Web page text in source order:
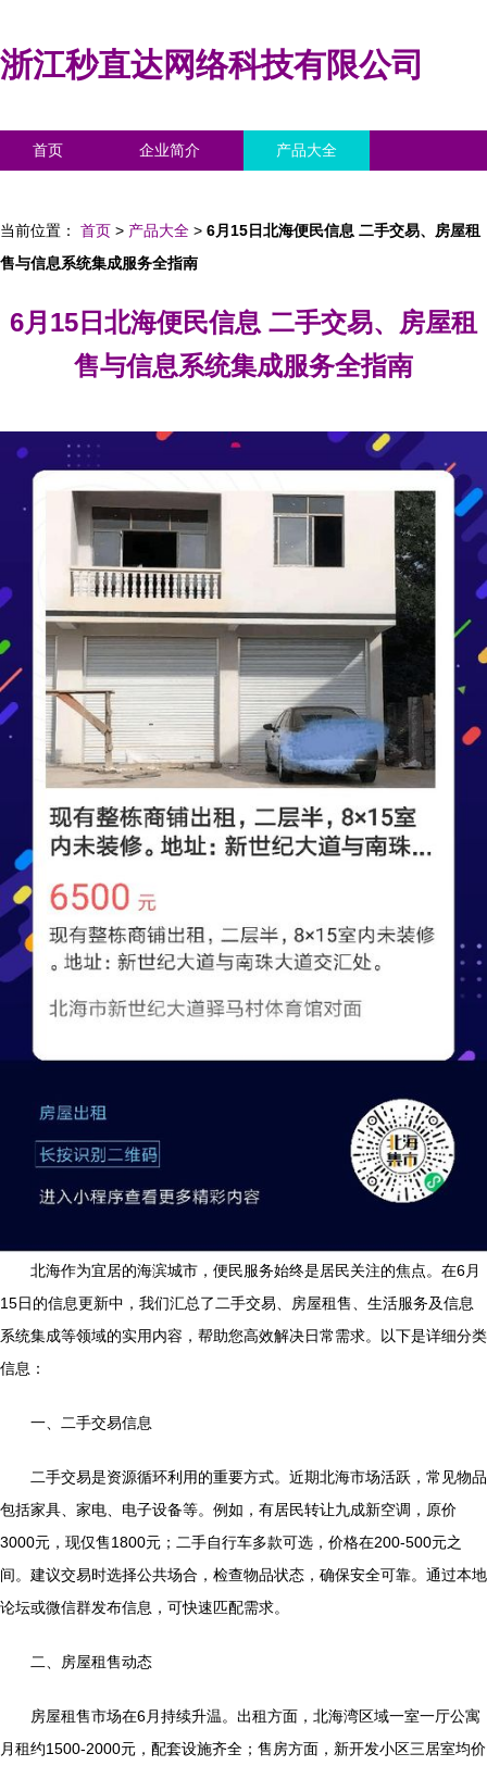
浙江秒直达网络科技有限公司
首页 企业简介 产品大全
当前位置： 首页 > 产品大全 > 6月15日北海便民信息 二手交易、房屋租
售与信息系统集成服务全指南
6月15日北海便民信息 二手交易、房屋租
售与信息系统集成服务全指南
北海作为宜居的海滨城市，便民服务始终是居民关注的焦点。在6月
15日的信息更新中，我们汇总了二手交易、房屋租售、生活服务及信息
系统集成等领域的实用内容，帮助您高效解决日常需求。以下是详细分类
信息：
一、二手交易信息
二手交易是资源循环利用的重要方式。近期北海市场活跃，常见物品
包括家具、家电、电子设备等。例如，有居民转让九成新空调，原价
3000元，现仅售1800元；二手自行车多款可选，价格在200-500元之
间。建议交易时选择公共场合，检查物品状态，确保安全可靠。通过本地
论坛或微信群发布信息，可快速匹配需求。
二、房屋租售动态
房屋租售市场在6月持续升温。出租方面，北海湾区域一室一厅公寓
月租约1500-2000元，配套设施齐全；售房方面，新开发小区三居室均价